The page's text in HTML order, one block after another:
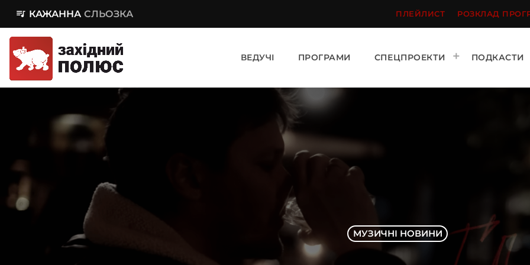
queue_music КАЖАННА СЛЬОЗКА ПЛЕЙЛИСТ РОЗКЛАД
ВЕДУЧІ ПРОГРАМИ СПЕЦПРОЕКТИ ПОДКАСТИ
МУЗИЧНІ НОВИНИ